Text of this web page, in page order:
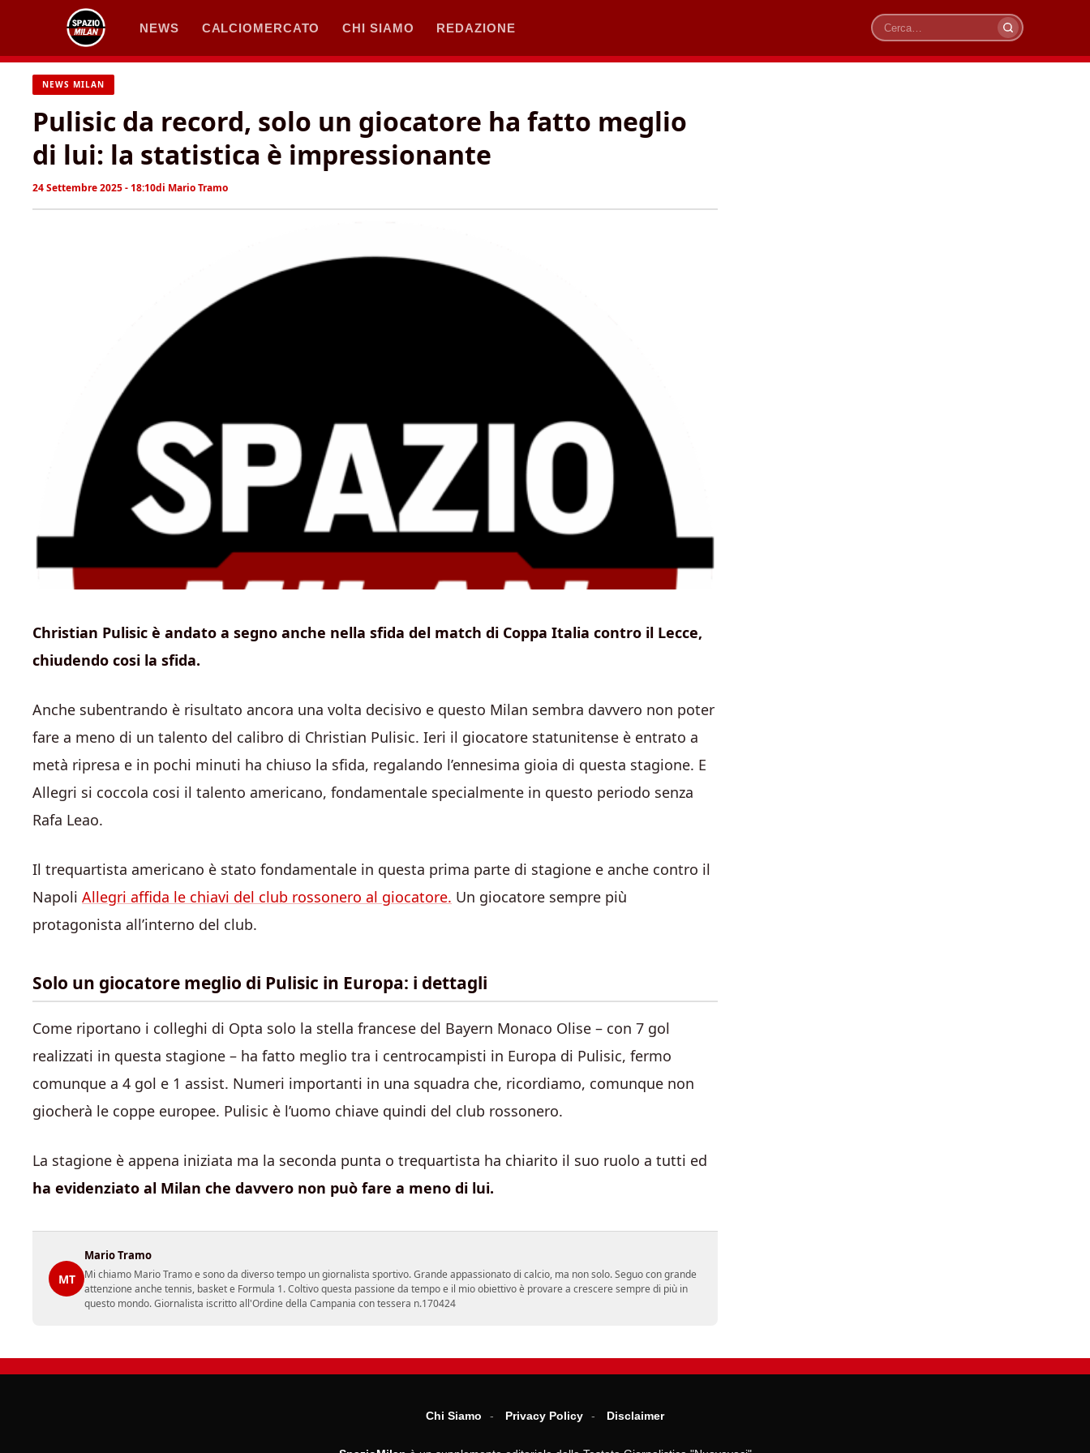
contenuto
NEWS CALCIOMERCATO CHI SIAMO REDAZIONE
Cerca
NEWS MILAN
Pulisic da record, solo un giocatore ha fatto meglio
di lui: la statistica è impressionante
24 Settembre 2025 - 18:10di Mario Tramo
Christian Pulisic è andato a segno anche nella sfida del match di Coppa Italia contro il Lecce,
chiudendo cosi la sfida.
Anche subentrando è risultato ancora una volta decisivo e questo Milan sembra davvero non poter
fare a meno di un talento del calibro di Christian Pulisic. Ieri il giocatore statunitense è entrato a
metà ripresa e in pochi minuti ha chiuso la sfida, regalando l’ennesima gioia di questa stagione. E
Allegri si coccola cosi il talento americano, fondamentale specialmente in questo periodo senza
Rafa Leao.
Il trequartista americano è stato fondamentale in questa prima parte di stagione e anche contro il
Napoli Allegri affida le chiavi del club rossonero al giocatore. Un giocatore sempre più
protagonista all’interno del club.
Solo un giocatore meglio di Pulisic in Europa: i dettagli
Come riportano i colleghi di Opta solo la stella francese del Bayern Monaco Olise – con 7 gol
realizzati in questa stagione – ha fatto meglio tra i centrocampisti in Europa di Pulisic, fermo
comunque a 4 gol e 1 assist. Numeri importanti in una squadra che, ricordiamo, comunque non
giocherà le coppe europee. Pulisic è l’uomo chiave quindi del club rossonero.
La stagione è appena iniziata ma la seconda punta o trequartista ha chiarito il suo ruolo a tutti ed
ha evidenziato al Milan che davvero non può fare a meno di lui.
MT
Mario Tramo
Mi chiamo Mario Tramo e sono da diverso tempo un giornalista sportivo. Grande appassionato di calcio, ma non solo. Seguo con grande
attenzione anche tennis, basket e Formula 1. Coltivo questa passione da tempo e il mio obiettivo è provare a crescere sempre di più in
questo mondo. Giornalista iscritto all'Ordine della Campania con tessera n.170424
Chi Siamo Privacy Policy Disclaimer